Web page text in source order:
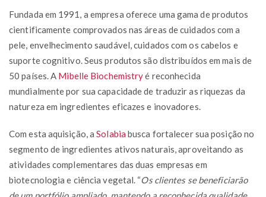
Fundada em 1991, a empresa oferece uma gama de produtos
cientificamente comprovados nas áreas de cuidados com a
pele, envelhecimento saudável, cuidados com os cabelos e
suporte cognitivo. Seus produtos são distribuídos em mais de
50 países. A Mibelle Biochemistryé reconhecida
mundialmente por sua capacidade de traduzir as riquezas da
natureza em ingredientes eficazes e inovadores.
Com esta aquisição, aSolabia busca fortalecer sua posição no
segmento de ingredientes ativos naturais, aproveitando as
atividades complementares das duas empresas em
biotecnologia e ciência vegetal. “Os clientes se beneficiarão